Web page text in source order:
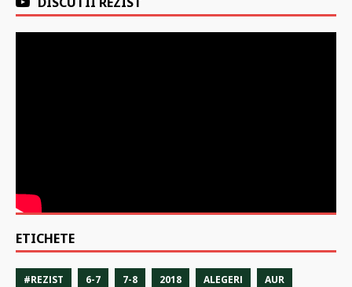
ETICHETE
#REZIST 6-7 7-8 2018 ALEGERI AUR